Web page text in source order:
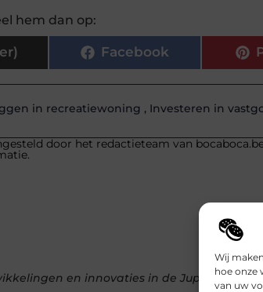
Wij
hoe onze
van uw
hem dan op:
Facebook
in recreatiewoning , Investeren in
door het redactieteam van
en innovaties in de Jupiler Pro